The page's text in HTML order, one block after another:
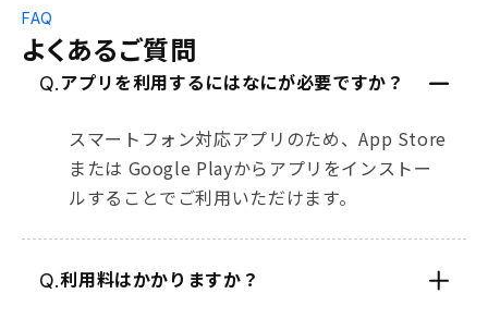
よくあるご質問
FAQ
Q.アプリを利用するにはなにが必要ですか？
スマートフォン対応アプリのため、App Store
または Google Playからアプリをインストー
ルすることでご利用いただけます。
Q.利用料はかかりますか？